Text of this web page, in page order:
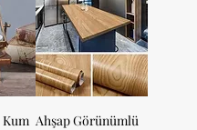
Kum Ahşap Görünümlü